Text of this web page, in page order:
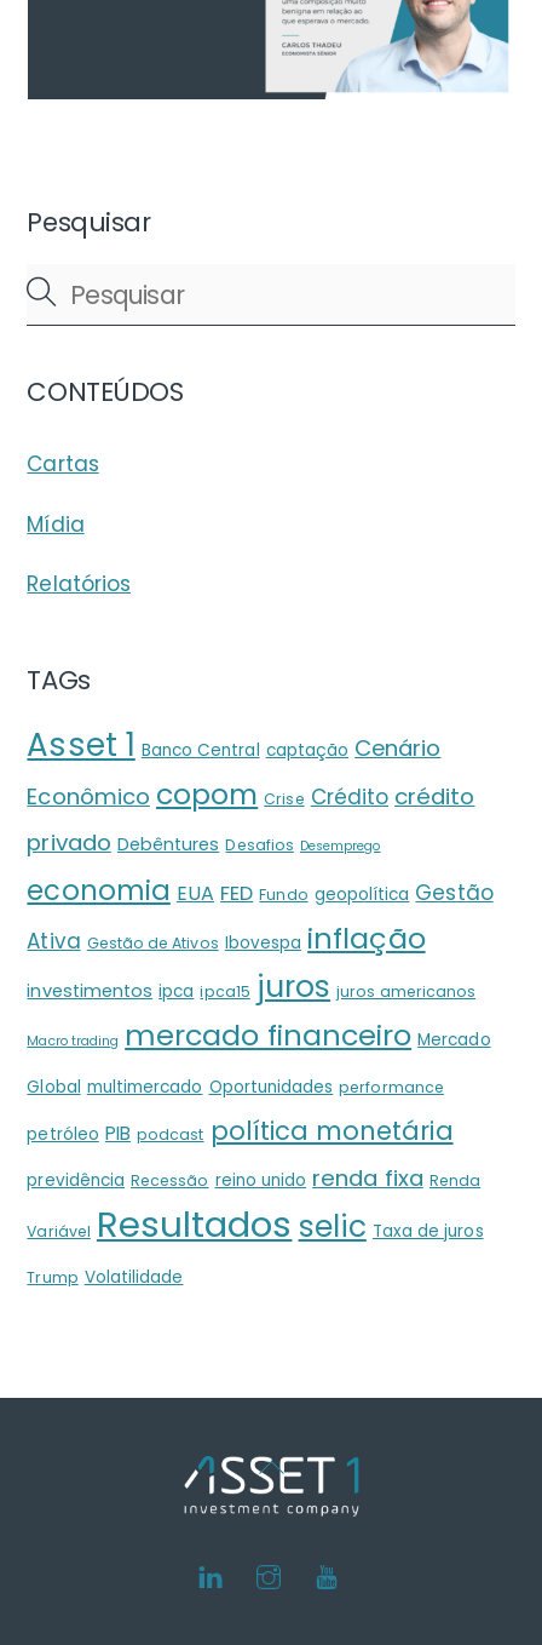
Pesquisar
CONTEÚDOS
Cartas
Mídia
Relatórios
TAGs
Asset 1 Banco Central captação Cenário
Econômico copom Crise Crédito crédito
privado Debêntures Desafios Desemprego
economia EUA FED Fundo geopolítica Gestão
Ativa Gestão de Ativos Ibovespa inflação
investimentos ipca ipca15 juros juros americanos
Macro trading mercado financeiro Mercado
Global multimercado Oportunidades performance
petróleo PIB podcast política monetária
previdência Recessão reino unido renda fixa Renda
Variável Resultados selic Taxa de juros
Trump Volatilidade
Back
To
LinkedIn Instagram